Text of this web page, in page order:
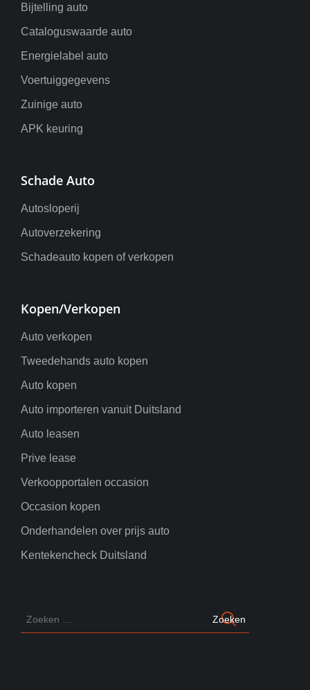
Bijtelling auto
Cataloguswaarde auto
Energielabel auto
Voertuiggegevens
Zuinige auto
APK keuring
Schade Auto
Autosloperij
Autoverzekering
Schadeauto kopen of verkopen
Kopen/Verkopen
Auto verkopen
Tweedehands auto kopen
Auto kopen
Auto importeren vanuit Duitsland
Auto leasen
Prive lease
Verkoopportalen occasion
Occasion kopen
Onderhandelen over prijs auto
Kentekencheck Duitsland